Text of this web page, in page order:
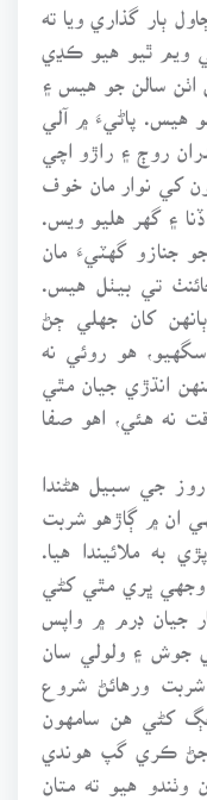
ٻار گذاري ويا ته
ويم ٿيو هيو ڪڍي
اٺن سالن جو هيس ۽
هيس. پاڻيءَ ۾ آلي
روڄ ۽ راڙو اچي
کي نوار مان خوف
۽ گهر هليو ويس.
جنازو گهٽيءَ مان
تي بيٺل هيس.
کان جهلي ڄڻ
هو روئي نه
انڌڙي جيان مٿي
نه هئي، اهو صفا
جي سبيل هڻندا
ان ۾ ڳاڙهو شربت
به ملائيندا هيا.
ڀري مٿي کڻي
جيان ڊرم ۾ واپس
جوش ۽ ولولي سان
ورهائڻ شروع
کڻي هن سامهون
ڪري گپ هوندي
هيو ته متان